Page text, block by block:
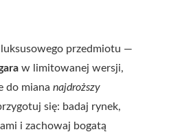
luksusowego przedmiotu —
w limitowanej wersji,
do miana najdroższy
się: badaj rynek,
i zachowaj bogatą